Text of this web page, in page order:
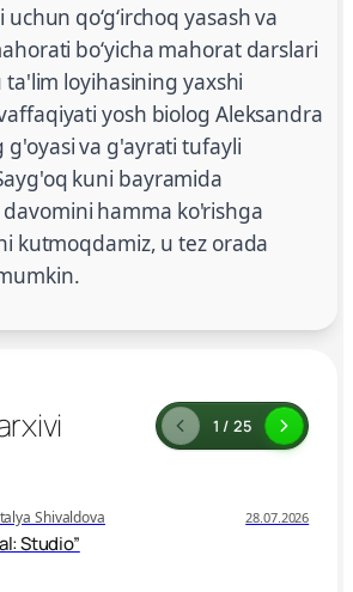
qo‘g‘irchoq yasash va
bo‘yicha mahorat darslari
ta'lim loyihasining yaxshi
yosh biolog Aleksandra
g'oyasi va g'ayrati tufayli
kuni bayramida
hamma ko'rishga
kutmoqdamiz, u tez orada
1 / 25
Shivaldova 28.07.2026
Studio”